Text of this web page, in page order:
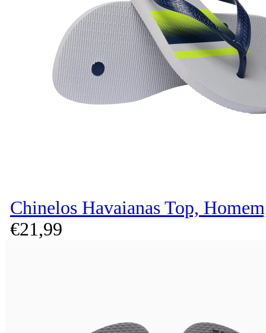
Chinelos Havaianas Top,
€21,99